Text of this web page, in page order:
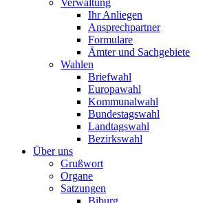
Verwaltung
Ihr Anliegen
Ansprechpartner
Formulare
Ämter und Sachgebiete
Wahlen
Briefwahl
Europawahl
Kommunalwahl
Bundestagswahl
Landtagswahl
Bezirkswahl
Über uns
Grußwort
Organe
Satzungen
Biburg